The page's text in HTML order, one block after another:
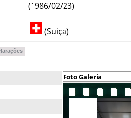
(1986/02/23)
(Suiça)
Foto Galeria